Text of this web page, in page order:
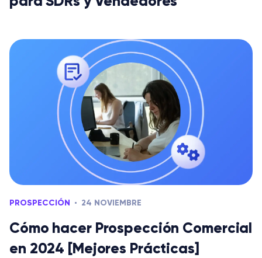
PROSPECCIÓN 24 NOVIEMBRE
Cómo hacer Prospección Comercial
en 2024 [Mejores Prácticas]